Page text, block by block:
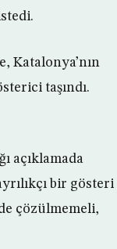
Katalonya’nın
taşındı.
açıklamada
bir gösteri
çözülmemeli,